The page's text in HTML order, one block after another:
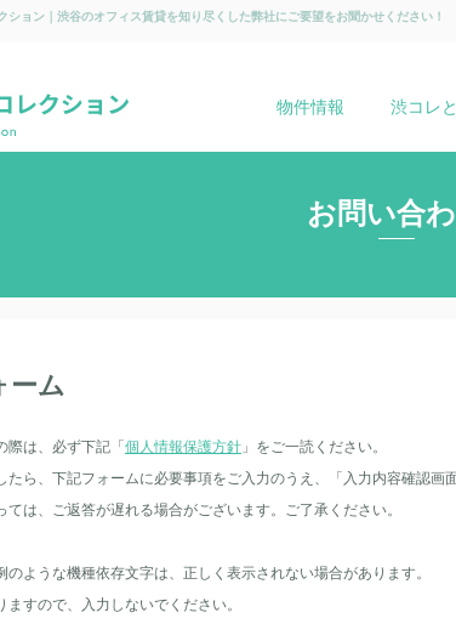
ション｜渋谷のオフィス賃貸を知り尽くした弊社にご要望をお聞かせください！
物件情報 渋コレ
お問い合
ーム
際は、必ず下記「 個人情報保護方針 」をご一読ください。
たら、下記フォームに必要事項をご入力のうえ、「入力内容確認画
は、ご返答が遅れる場合がございます。ご了承ください。
ような機種依存文字は、正しく表示されない場合があります。
すので、入力しないでください。